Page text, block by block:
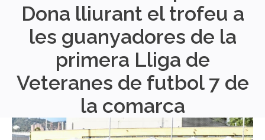
Dona lliurant el trofeu a
les guanyadores de la
primera Lliga de
Veteranes de futbol 7 de
la comarca
You are here: